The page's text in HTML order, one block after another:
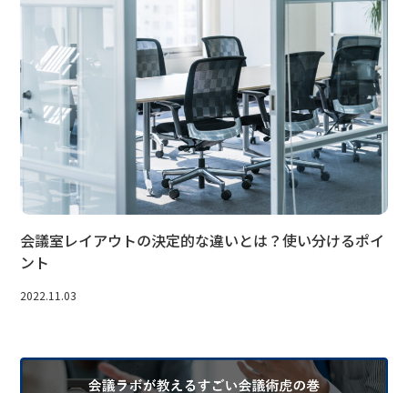
会議室レイアウトの決定的な違いとは？使い分けるポイ
ント
2022.11.03